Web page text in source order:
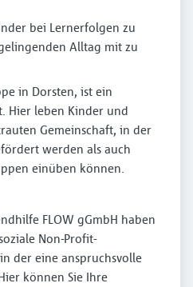
bei Lernerfolgen zu
Alltag mit zu
in Dorsten, ist ein
Hier leben Kinder und
Gemeinschaft, in der
werden als auch
einüben können.
FLOW gGmbH haben
Non-Profit-
der eine anspruchsvolle
können Sie Ihre